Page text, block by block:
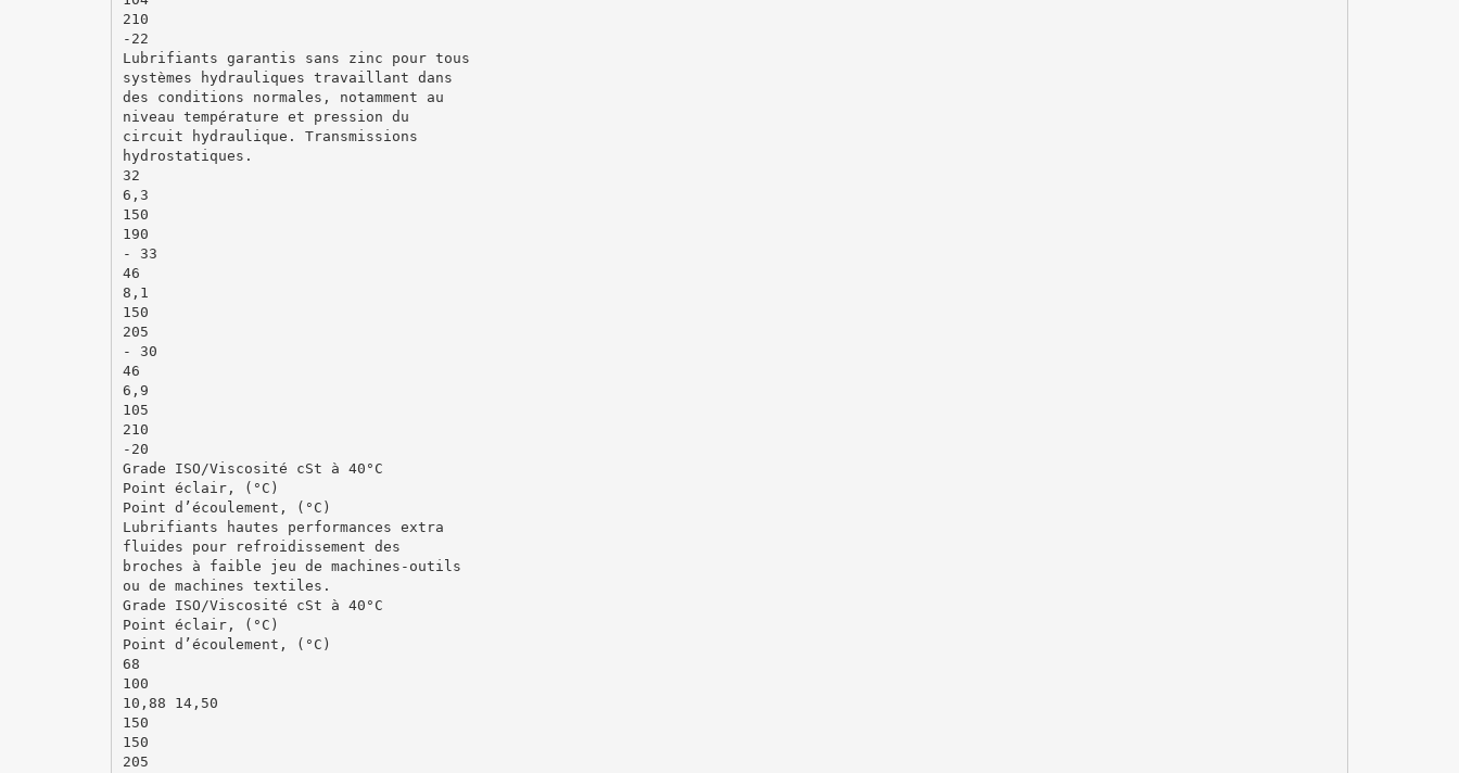
210
-22
Lubrifiants garantis sans zinc pour tous
systèmes hydrauliques travaillant dans
des conditions normales, notamment au
niveau température et pression du
circuit hydraulique. Transmissions
hydrostatiques.
32
6,3
150
190
- 33
46
8,1
150
205
- 30
46
6,9
105
210
-20
Grade ISO/Viscosité cSt à 40°C
Point éclair, (°C)
Point d’écoulement, (°C)
Lubrifiants hautes performances extra
fluides pour refroidissement des
broches à faible jeu de machines-outils
ou de machines textiles.
Grade ISO/Viscosité cSt à 40°C
Point éclair, (°C)
Point d’écoulement, (°C)
68
100
10,88 14,50
150
150
205